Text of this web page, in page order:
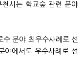
시는 학교숲 관련 분야
수 분야 최우수사례로 선
야에서도 우수사례로 선